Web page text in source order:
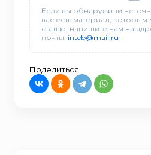
Если вы обнаружили
вас есть материал,
статью, напишите нам на
почты: inteb@mail.ru
Поделиться: